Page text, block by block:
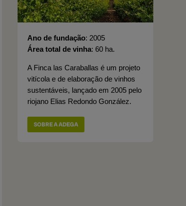
Ano de fundação 2005
Área total de vinha 60 ha.
A Finca las Caraballas é um projeto
vitícola e de elaboração de vinhos
sustentáveis, lançado em 2005 pelo
riojano Elias Redondo González.
SOBRE A ADEGA